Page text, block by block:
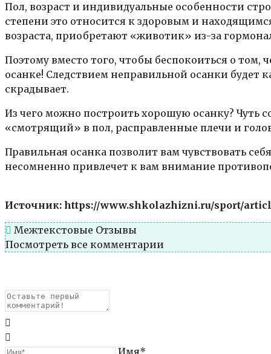
Пол, возраст и индивидуальные особенности
степени это относится к здоровым и
возраста, приобретают «животик» из-за
Поэтому вместо того, чтобы беспокоиться о том,
осанке! Следствием неправильной осанки будет
скрадывает.
Из чего можно построить хорошую осанку?
«смотрящий» в пол, расправленные плечи и
Правильная осанка позволит вам чувствовать
несомненно привлечет к вам внимание
Источник: https://www.shkolazhizni.ru/sport/
Межтекстовые Отзывы
Посмотреть все комментарии